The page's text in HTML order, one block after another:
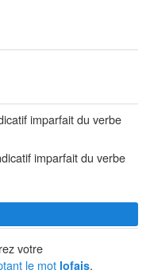
imparfait du verbe
imparfait du verbe
votre
le mot lofais.